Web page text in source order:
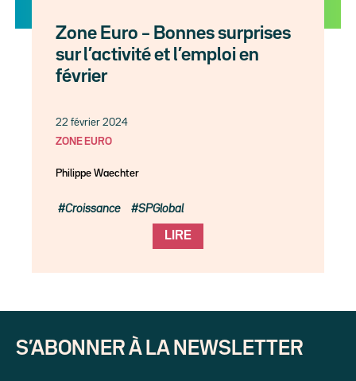
Zone Euro – Bonnes surprises
sur l’activité et l’emploi en
février
22 février 2024
ZONE EURO
Philippe Waechter
LIRE
Croissance SPGlobal
S’ABONNER À LA NEWSLETTER